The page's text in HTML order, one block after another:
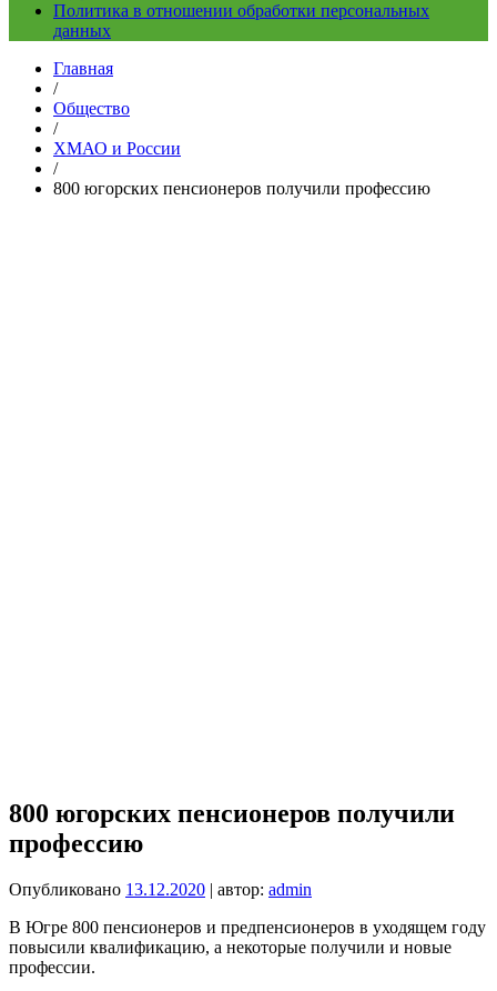
Политика в отношении обработки персональных
данных
Главная
/
Общество
/
ХМАО и России
/
800 югорских пенсионеров получили профессию
800 югорских пенсионеров получили
профессию
Опубликовано 13.12.2020 | автор: admin
В Югре 800 пенсионеров и предпенсионеров в уходящем году
повысили квалификацию, а некоторые получили и новые
профессии.